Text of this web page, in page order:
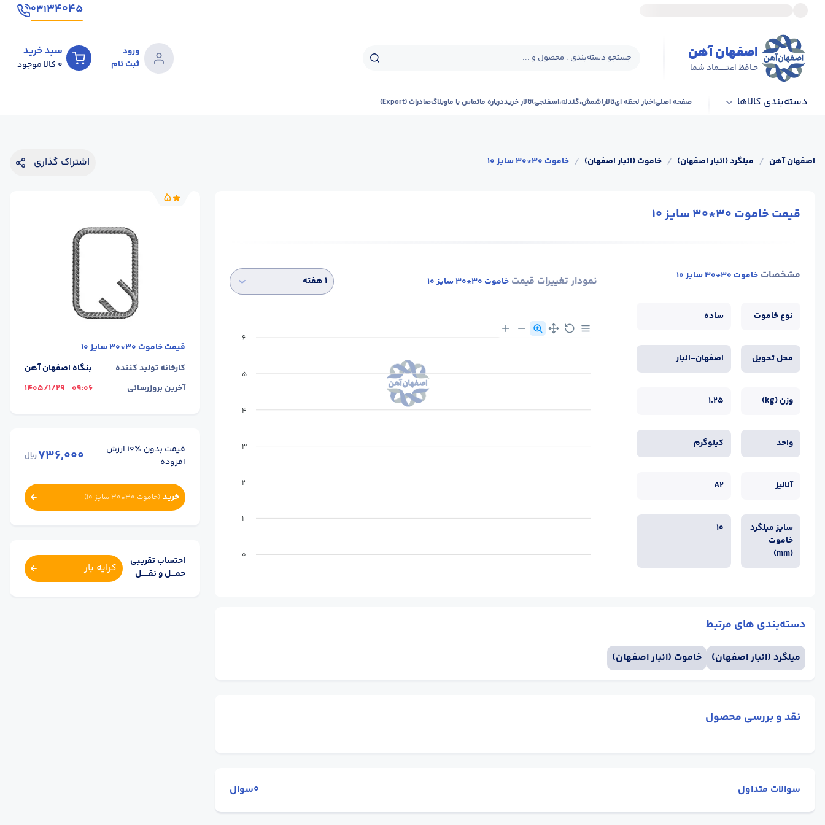
۳۴۰۴۵۰۳۱
اصفهان آهن
حـافظ اعتــــــماد شما
جستجو دسته‌بندی ، محصول و ...
ورود
ثبت نام
سبد خرید
0 کالا موجود
دسته‌بندی کالاها صفحه اصلیاخبار لحظه ایتالار(شمش،گندله،اسفنجی)تالار خریددرباره ماتماس با ماوبلاگصادرات (Export)
اصفهان آهن / میلگرد (انبار اصفهان) / خاموت (انبار اصفهان) / خاموت 30*30 سایز 10 اشتراک گذاری
قیمت خاموت 30*30 سایز 10
مشخصات خاموت 30*30 سایز 10
نوع خاموت ساده
محل تحویل اصفهان-انبار
وزن (kg) 1.25
واحد کیلوگرم
آنالیز A2
سایز میلگرد
خاموت
(mm)
10
نمودار تغییرات قیمت خاموت 30*30 سایز 10 ۱ هفته
6
5
4
3
2
1
0
دسته‌بندی های مرتبط
میلگرد (انبار اصفهان) خاموت (انبار اصفهان)
نقد و بررسی محصول
سوالات متداول 0سوال
5
قیمتخاموت 30*30 سایز 10
کارخانه تولید کننده
بنگاه اصفهان آهن
آخرین بروزرسانی
09:06
1405/1/29
قیمت بدون ٪۱۰ ارزش
افزوده
736,000ریال
خرید (خاموت 30*30 سایز 10 )
احتساب تقریبی
حمــــل و نقــــــل
کرایه بار